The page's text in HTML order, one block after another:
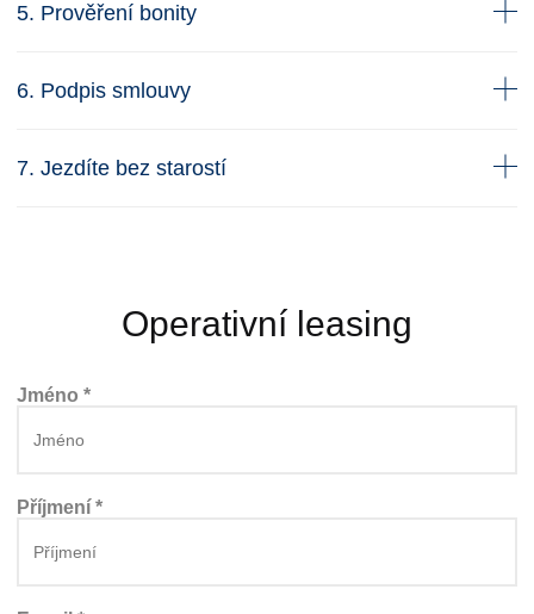
5. Prověření bonity
6. Podpis smlouvy
7. Jezdíte bez starostí
Operativní leasing
Jméno *
Příjmení *